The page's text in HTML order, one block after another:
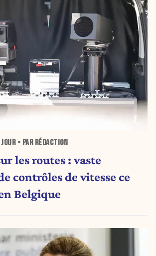
• PAR RÉDACTION
les routes : vaste
contrôles de vitesse ce
Belgique